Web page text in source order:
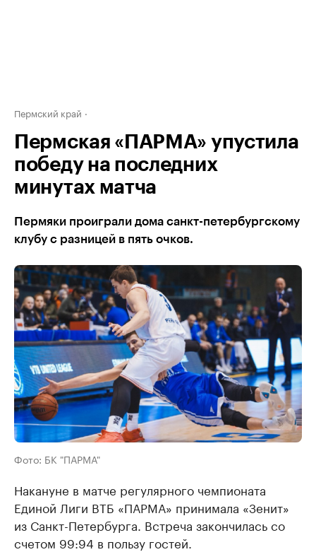
Пермский край
Пермская «ПАРМА» упустила
победу на последних
минутах матча
Пермяки проиграли дома санкт-петербургскому
клубу с разницей в пять очков.
Фото: БК "ПАРМА"
Накануне в матче регулярного чемпионата
Единой Лиги ВТБ «ПАРМА» принимала «Зенит»
из Санкт-Петербурга. Встреча закончилась со
счетом 99:94 в пользу гостей.